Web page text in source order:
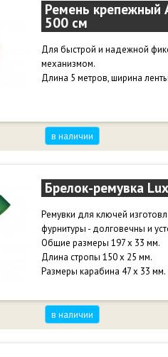
Ремень крепежный
500 см
Для быстрой и надежной
механизмом.
Длина 5 метров, ширина
в наличии
Брелок-ремувка
Ремувки для ключей
фурнитуры - долговечны и
Общие размеры 197 х 33 мм.
Длина стропы 150 х 25 мм.
Размеры карабина 47 х 33 мм.
в наличии